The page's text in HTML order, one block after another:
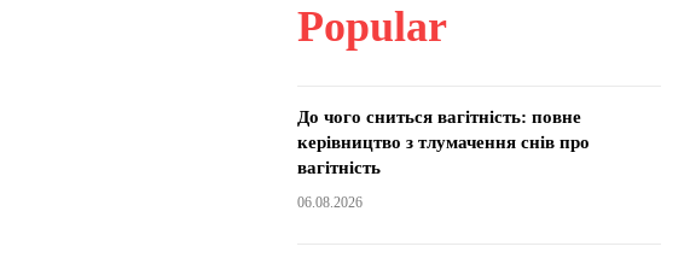
Popular
До чого сниться вагітність: повне
керівництво з тлумачення снів про
вагітність
06.08.2026